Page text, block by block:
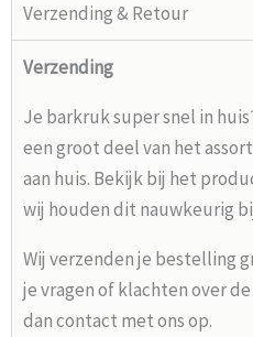
Verzending & Retour
Verzending
Je barkruk super snel in
een groot deel van het
aan huis. Bekijk bij het
wij houden dit nauwkeurig
Wij verzenden je bestelling
je vragen of klachten over
dan contact met ons op.